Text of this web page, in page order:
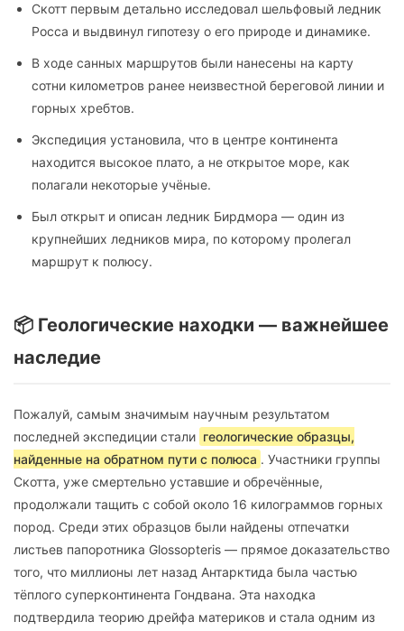
Скотт первым детально исследовал шельфовый ледник
Росса и выдвинул гипотезу о его природе и динамике.
В ходе санных маршрутов были нанесены на карту
сотни километров ранее неизвестной береговой линии и
горных хребтов.
Экспедиция установила, что в центре континента
находится высокое плато, а не открытое море, как
полагали некоторые учёные.
Был открыт и описан ледник Бирдмора — один из
крупнейших ледников мира, по которому пролегал
маршрут к полюсу.
📦 Геологические находки — важнейшее
наследие
Пожалуй, самым значимым научным результатом
последней экспедиции стали геологические образцы,
найденные на обратном пути с полюса . Участники группы
Скотта, уже смертельно уставшие и обречённые,
продолжали тащить с собой около 16 килограммов горных
пород. Среди этих образцов были найдены отпечатки
листьев папоротника Glossopteris — прямое доказательство
того, что миллионы лет назад Антарктида была частью
тёплого суперконтинента Гондвана. Эта находка
подтвердила теорию дрейфа материков и стала одним из